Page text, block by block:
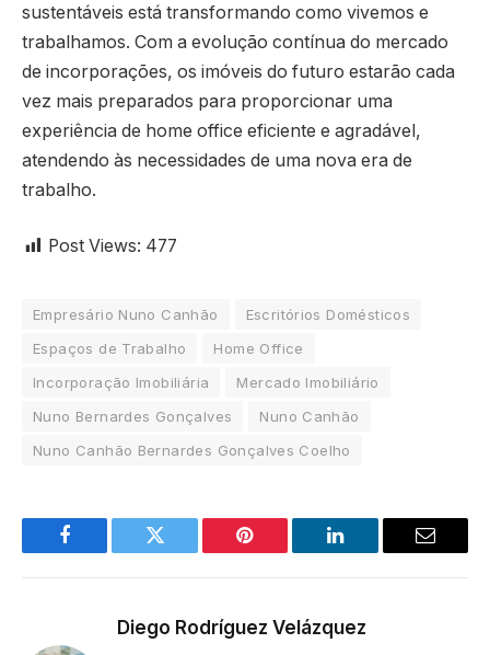
sustentáveis está transformando como vivemos e
trabalhamos. Com a evolução contínua do mercado
de incorporações, os imóveis do futuro estarão cada
vez mais preparados para proporcionar uma
experiência de home office eficiente e agradável,
atendendo às necessidades de uma nova era de
trabalho.
Post Views: 477
Empresário Nuno Canhão
Escritórios Domésticos
Espaços de Trabalho
Home Office
Incorporação Imobiliária
Mercado Imobiliário
Nuno Bernardes Gonçalves
Nuno Canhão
Nuno Canhão Bernardes Gonçalves Coelho
Facebook Twitter Pinterest LinkedIn Email
Diego Rodríguez Velázquez